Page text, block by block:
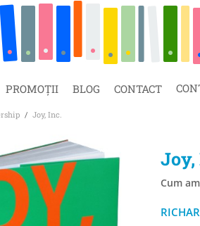
PROMOȚII BLOG CONTACT
/ Joy, Inc.
Joy,
Cum